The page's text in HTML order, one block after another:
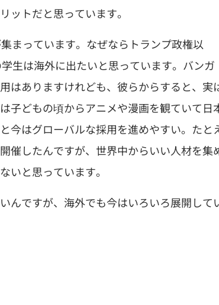
ットだと思っています。
まっています。なぜならトランプ政権以
生は海外に出たいと思っています。バンガ
はありますけれども、彼らからすると、実
子どもの頃からアニメや漫画を観ていて日
今はグローバルな採用を進めやすい。たと
催したんですが、世界中からいい人材を集
いと思っています。
んですが、海外でも今はいろいろ展開して